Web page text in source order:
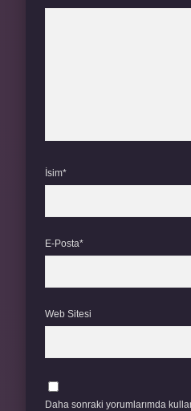
İsim*
E-Posta*
Web Sitesi
Daha sonraki yorumlarımda